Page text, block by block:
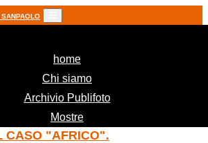
home(current)
Chi siamo
Archivio Publifoto
Mostre
CASO "AFRICO".